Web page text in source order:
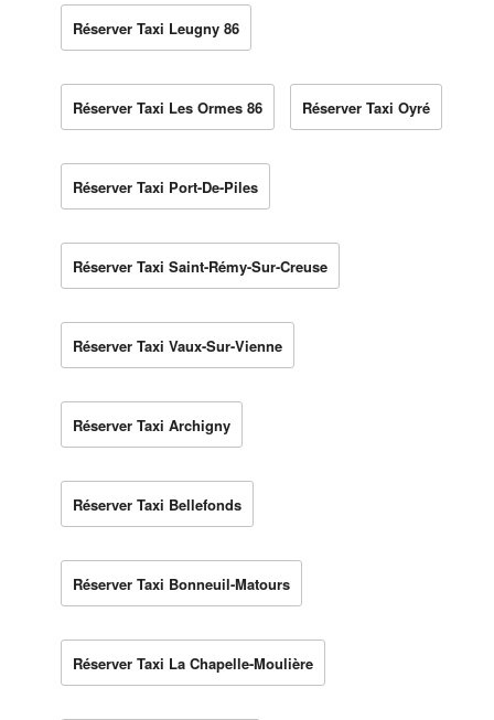
Réserver Taxi Leugny 86
Réserver Taxi Les Ormes 86 Réserver Taxi Oyré
Réserver Taxi Port-De-Piles
Réserver Taxi Saint-Rémy-Sur-Creuse
Réserver Taxi Vaux-Sur-Vienne
Réserver Taxi Archigny
Réserver Taxi Bellefonds
Réserver Taxi Bonneuil-Matours
Réserver Taxi La Chapelle-Moulière